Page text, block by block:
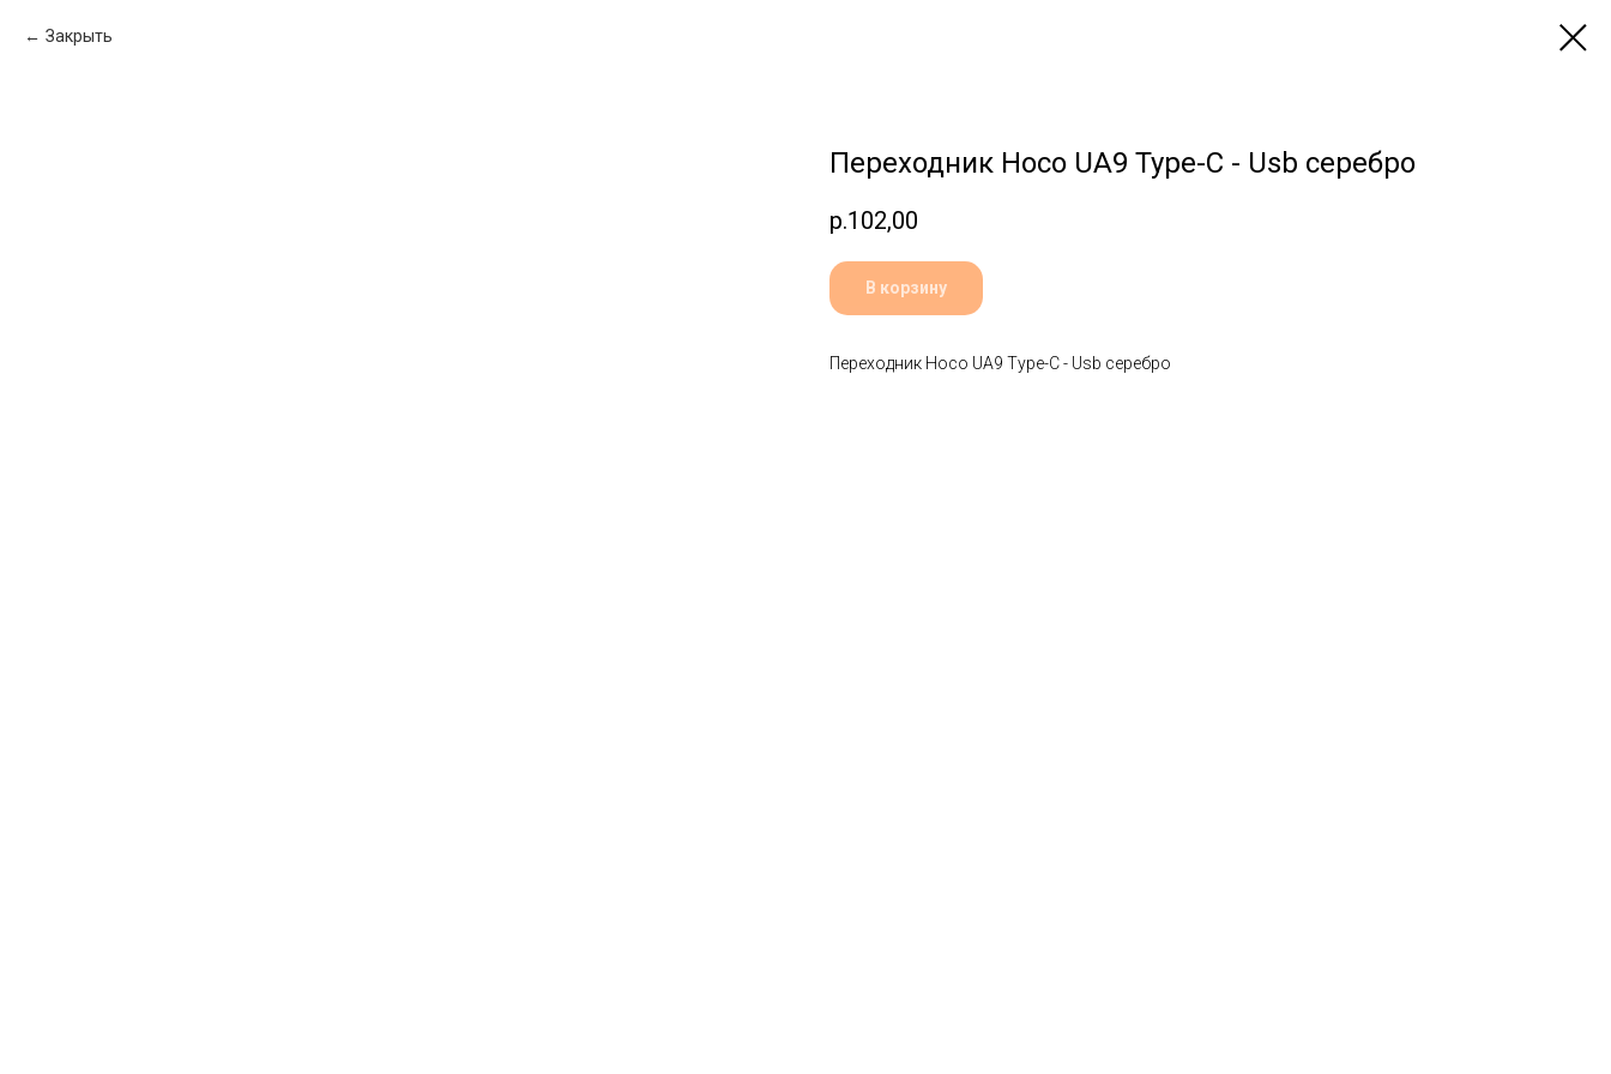
Закрыть
Переходник Hoco UA9 Type-C - Usb серебро
р.102,00
В корзину
Переходник Hoco UA9 Type-C - Usb серебро